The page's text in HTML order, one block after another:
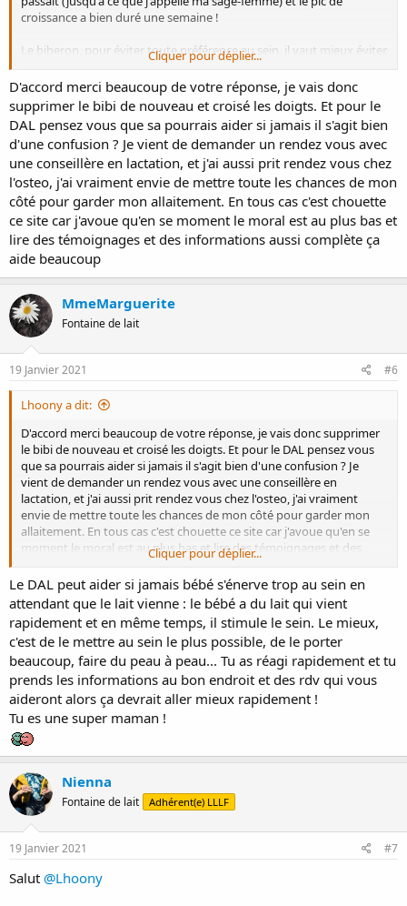
croissance a bien duré une semaine !
Le biberon, pour éviter toute préférence au sein, il vaut mieux éviter,
surtout si tôt dans l'allaitement. Si toutefois tu veux le garder,
vérifies que la tétine utilisée est bien une tétine à débit nouveau-né
le plus faible possible et que le biberon est donné à l'horizontale
(lien explicatif plus bas).
Si tu as supprimé le biberon un soir, ça ne signifie rien. Comme je l'ai
écrit plus haut, il faut plusieurs jours pour que la lactation s'adapte,
et c'est pareil pour bébé.. s'il est devenu "fainéant" comme tu dis, il
lui faudra plusieurs jours pour se réhabituer à la succion spécifique
au sein et téter à nouveau comme il faut.
Cliquer pour déplier...
D'accord merci beaucoup de votre réponse, je vais donc
supprimer le bibi de nouveau et croisé les doigts. Et pour le
DAL pensez vous que sa pourrais aider si jamais il s'agit bien
d'une confusion ? Je vient de demander un rendez vous avec
une conseillère en lactation, et j'ai aussi prit rendez vous chez
l'osteo, j'ai vraiment envie de mettre toute les chances de mon
côté pour garder mon allaitement. En tous cas c'est chouette
ce site car j'avoue qu'en se moment le moral est au plus bas et
lire des témoignages et des informations aussi complète ça
aide beaucoup
MmeMarguerite
Fontaine de lait
19 Janvier 2021 #6
Lhoony a dit:
D'accord merci beaucoup de votre réponse, je vais donc supprimer
le bibi de nouveau et croisé les doigts. Et pour le DAL pensez vous
que sa pourrais aider si jamais il s'agit bien d'une confusion ? Je
vient de demander un rendez vous avec une conseillère en
lactation, et j'ai aussi prit rendez vous chez l'osteo, j'ai vraiment
envie de mettre toute les chances de mon côté pour garder mon
allaitement. En tous cas c'est chouette ce site car j'avoue qu'en se
moment le moral est au plus bas et lire des témoignages et des
informations aussi complète ça aide beaucoup
Cliquer pour déplier...
Le DAL peut aider si jamais bébé s'énerve trop au sein en
attendant que le lait vienne : le bébé a du lait qui vient
rapidement et en même temps, il stimule le sein. Le mieux,
c'est de le mettre au sein le plus possible, de le porter
beaucoup, faire du peau à peau... Tu as réagi rapidement et tu
prends les informations au bon endroit et des rdv qui vous
aideront alors ça devrait aller mieux rapidement !
Tu es une super maman !
Nienna
Fontaine de lait Adhérent(e) LLLF
19 Janvier 2021 #7
Salut @Lhoony